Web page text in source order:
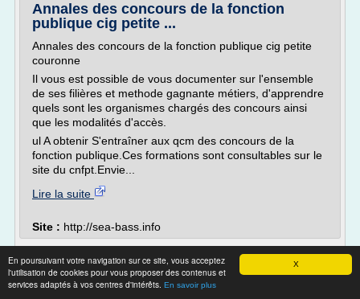
X
En poursuivant votre navigation sur ce site, vous acceptez
l'utilisation de cookies pour vous proposer des contenus et
services adaptés à vos centres d'intérêts. En savoir plus
Annales des concours de la fonction
publique cig petite ...
Annales des concours de la fonction publique cig petite
couronne
Il vous est possible de vous documenter sur l'ensemble
de ses filières et methode gagnante métiers, d'apprendre
quels sont les organismes chargés des concours ainsi
que les modalités d'accès.
ul A obtenir S'entraîner aux qcm des concours de la
fonction publique.Ces formations sont consultables sur le
site du cnfpt.Envie...
Lire la suite
Site : http://sea-bass.info
L'essor de l'apprentissage dans la fonction
publique ...
En 2017, la fonction publique enregistre 14.022 nouveaux